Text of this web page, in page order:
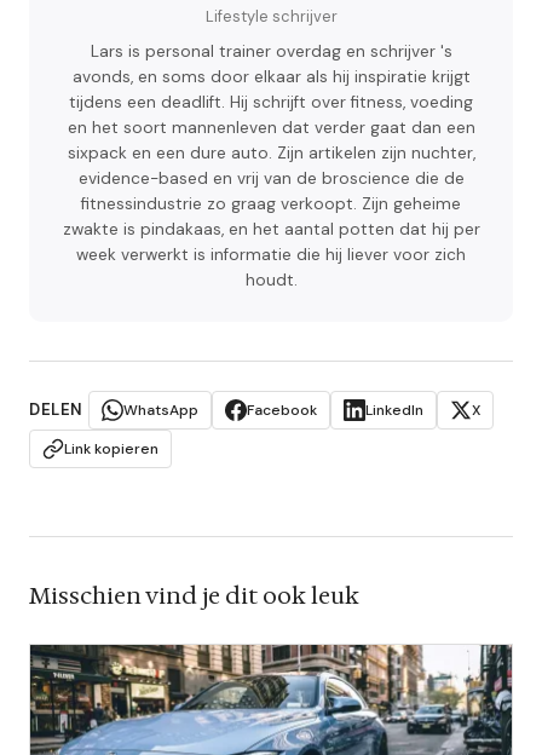
Lifestyle schrijver
Lars is personal trainer overdag en schrijver 's
avonds, en soms door elkaar als hij inspiratie krijgt
tijdens een deadlift. Hij schrijft over fitness, voeding
en het soort mannenleven dat verder gaat dan een
sixpack en een dure auto. Zijn artikelen zijn nuchter,
evidence-based en vrij van de broscience die de
fitnessindustrie zo graag verkoopt. Zijn geheime
zwakte is pindakaas, en het aantal potten dat hij per
week verwerkt is informatie die hij liever voor zich
houdt.
DELEN WhatsApp Facebook LinkedIn
X
Link kopieren
Misschien vind je dit ook leuk